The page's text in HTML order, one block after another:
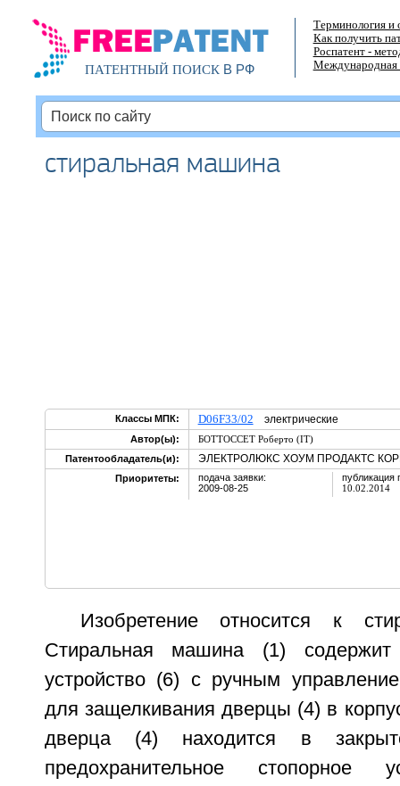
ПАТЕНТНЫЙ ПОИСКВ РФ
Терминология и
Как получить
Роспатент -
Международная
стиральная машина
Классы МПК: D06F33/02 электрические
Автор(ы):
БОТТОССЕТ Роберто (IT)
Патентообладатель(и):
ЭЛЕКТРОЛЮКС ХОУМ ПРОДАКТС
Приоритеты:
подача заявки:
2009-08-25
публикация
10.02.2014
Изобретение относится к
Стиральная машина (1) содержит
устройство (6) с ручным
для защелкивания дверцы (4) в
дверца (4) находится в
предохранительное